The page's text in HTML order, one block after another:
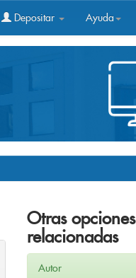
Depositar Ayuda
Otras opciones
relacionadas
Autor